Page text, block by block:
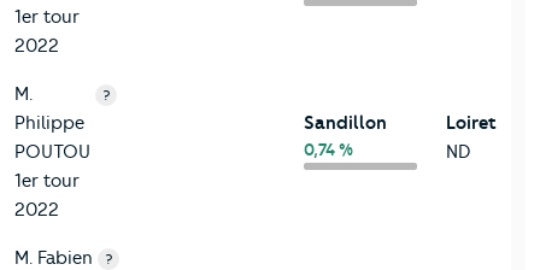
1er tour
2022
M.
Philippe
POUTOU
1er tour
2022
?
Sandillon
0,74 %
Loiret
ND
M. Fabien
?